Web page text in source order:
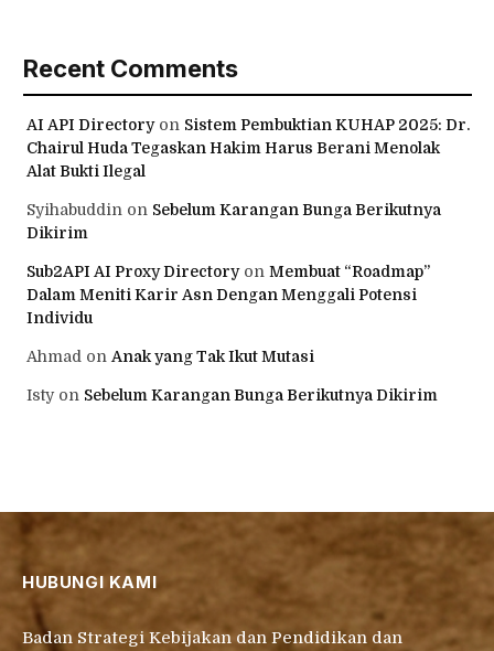
Recent Comments
AI API Directoryon Sistem Pembuktian KUHAP 2025: Dr.
Chairul Huda Tegaskan Hakim Harus Berani Menolak
Alat Bukti Ilegal
Syihabuddin on Sebelum Karangan Bunga Berikutnya
Dikirim
Sub2API AI Proxy Directoryon Membuat “Roadmap”
Dalam Meniti Karir Asn Dengan Menggali Potensi
Individu
Ahmad on Anak yang Tak Ikut Mutasi
Istyon Sebelum Karangan Bunga Berikutnya Dikirim
HUBUNGI KAMI
Badan Strategi Kebijakan dan Pendidikan dan